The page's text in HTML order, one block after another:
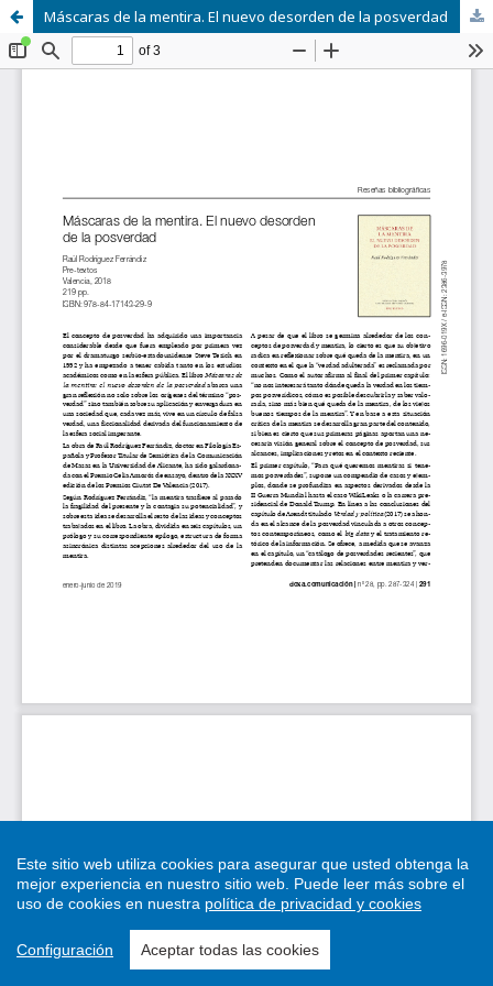
Máscaras de la mentira. El nuevo desorden de la posverdad
Este sitio web utiliza cookies para asegurar que usted obtenga la
mejor experiencia en nuestro sitio web. Puede leer más sobre el
uso de cookies en nuestra política de privacidad y cookies
Configuración Aceptar todas las cookies